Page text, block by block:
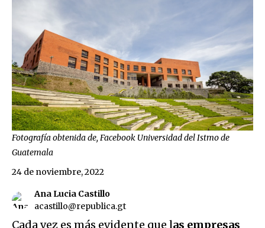
Fotografía obtenida de, Facebook Universidad del Istmo de
Guatemala
Ana Lucia Castillo
acastillo@republica.gt
24 de noviembre, 2022
Cada vez es más evidente que las empresas